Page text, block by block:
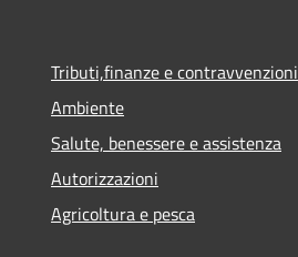
Tributi,finanze e contravvenzioni
Ambiente
Salute, benessere e assistenza
Autorizzazioni
Agricoltura e pesca